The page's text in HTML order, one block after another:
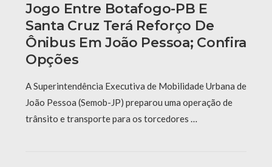
Jogo Entre Botafogo-PB E
Santa Cruz Terá Reforço De
Ônibus Em João Pessoa; Confira
Opções
A Superintendência Executiva de Mobilidade Urbana de
João Pessoa (Semob-JP) preparou uma operação de
trânsito e transporte para os torcedores …